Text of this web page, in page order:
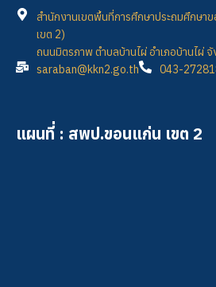
สำนักงานเขตพื้นที่การศึกษาประถมศึกษา
เขต 2)
ถนนมิตรภาพ ตำบลบ้านไผ่ อำเภอบ้านไผ่
saraban@kkn2.go.th
043-
แผนที่ : สพป.ขอนแก่น เขต 2